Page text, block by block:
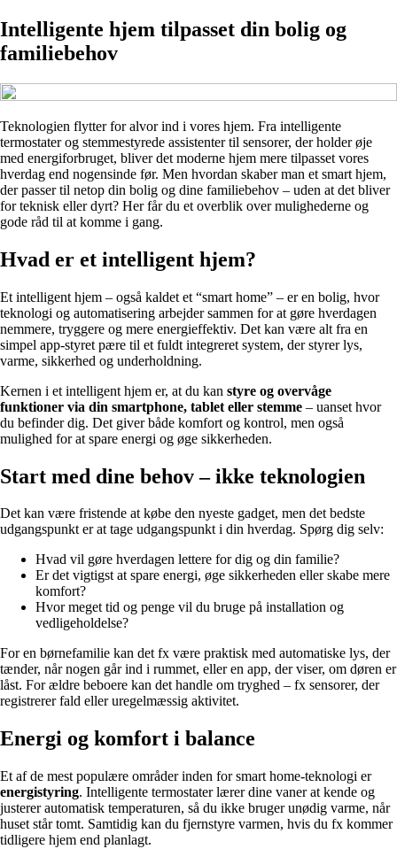
Intelligente hjem tilpasset din bolig og
familiebehov
Teknologien flytter for alvor ind i vores hjem. Fra intelligente
termostater og stemmestyrede assistenter til sensorer, der holder øje
med energiforbruget, bliver det moderne hjem mere tilpasset vores
hverdag end nogensinde før. Men hvordan skaber man et smart hjem,
der passer til netop din bolig og dine familiebehov – uden at det bliver
for teknisk eller dyrt? Her får du et overblik over mulighederne og
gode råd til at komme i gang.
Hvad er et intelligent hjem?
Et intelligent hjem – også kaldet et “smart home” – er en bolig, hvor
teknologi og automatisering arbejder sammen for at gøre hverdagen
nemmere, tryggere og mere energieffektiv. Det kan være alt fra en
simpel app-styret pære til et fuldt integreret system, der styrer lys,
varme, sikkerhed og underholdning.
Kernen i et intelligent hjem er, at du kan styre og overvåge
funktioner via din smartphone, tablet eller stemme – uanset hvor
du befinder dig. Det giver både komfort og kontrol, men også
mulighed for at spare energi og øge sikkerheden.
Start med dine behov – ikke teknologien
Det kan være fristende at købe den nyeste gadget, men det bedste
udgangspunkt er at tage udgangspunkt i din hverdag. Spørg dig selv:
Hvad vil gøre hverdagen lettere for dig og din familie?
Er det vigtigst at spare energi, øge sikkerheden eller skabe mere
komfort?
Hvor meget tid og penge vil du bruge på installation og
vedligeholdelse?
For en børnefamilie kan det fx være praktisk med automatiske lys, der
tænder, når nogen går ind i rummet, eller en app, der viser, om døren er
låst. For ældre beboere kan det handle om tryghed – fx sensorer, der
registrerer fald eller uregelmæssig aktivitet.
Energi og komfort i balance
Et af de mest populære områder inden for smart home-teknologi er
energistyring. Intelligente termostater lærer dine vaner at kende og
justerer automatisk temperaturen, så du ikke bruger unødig varme, når
huset står tomt. Samtidig kan du fjernstyre varmen, hvis du fx kommer
tidligere hjem end planlagt.